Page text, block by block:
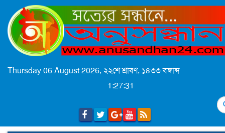
Thursday 06 August 2026, ২২শে শ্রাবণ, ১৪৩৩ বঙ্গাব্দ
1:27:34